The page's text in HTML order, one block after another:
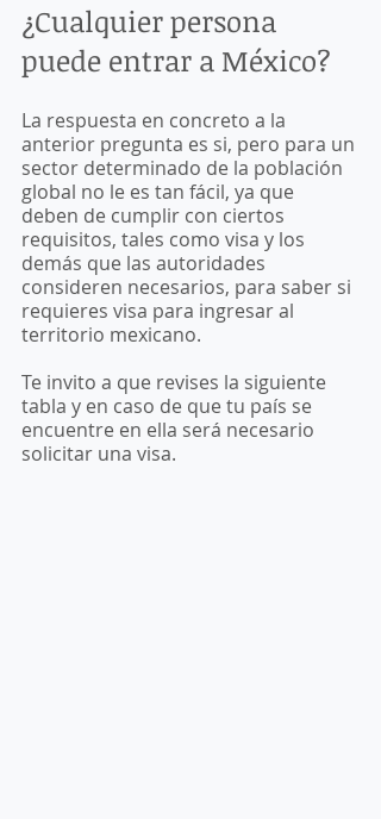
¿Cualquier persona
puede entrar a México?
La respuesta en concreto a la
anterior pregunta es si, pero para un
sector determinado de la población
global no le es tan fácil, ya que
deben de cumplir con ciertos
requisitos, tales como visa y los
demás que las autoridades
consideren necesarios, para saber si
requieres visa para ingresar al
territorio mexicano.
Te invito a que revises la siguiente
tabla y en caso de que tu país se
encuentre en ella será necesario
solicitar una visa.